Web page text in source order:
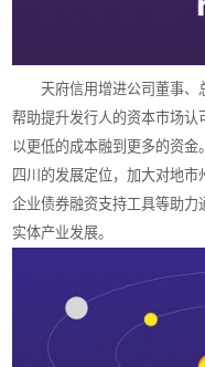
天府信用增进公司董事
帮助提升发行人的资本市场认
以更低的成本融到更多的资
四川的发展定位，加大对地
企业债券融资支持工具等助
实体产业发展。